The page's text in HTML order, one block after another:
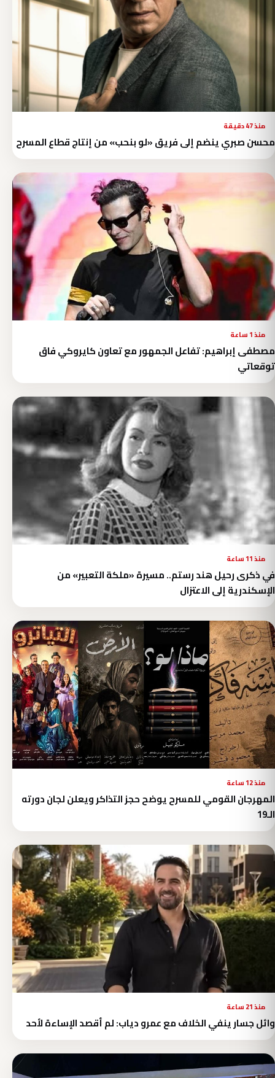
منذ 47 دقيقة
محسن صبري ينضم إلى فريق «لو بنحب» من إنتاج قطاع المسرح
منذ 1 ساعة
مصطفى إبراهيم: تفاعل الجمهور مع تعاون كايروكي فاق
توقعاتي
منذ 11 ساعة
في ذكرى رحيل هند رستم.. مسيرة «ملكة التعبير» من
الإسكندرية إلى الاعتزال
منذ 12 ساعة
المهرجان القومي للمسرح يوضح حجز التذاكر ويعلن لجان دورته
الـ19
منذ 21 ساعة
وائل جسار ينفي الخلاف مع عمرو دياب: لم أقصد الإساءة لأحد